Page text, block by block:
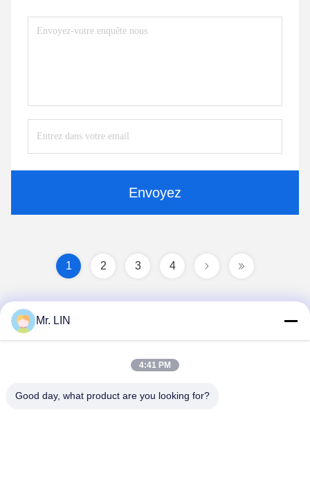
Envoyez
1 2 3 4
Guangdong Jinhonghai New Material
Mr. LIN
4:41 PM
Good day, what product are you looking for?